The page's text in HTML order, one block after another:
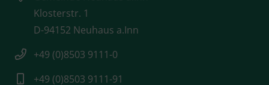
Klosterstr. 1
D-94152 Neuhaus a.Inn
+49 (0)8503 9111-0
+49 (0)8503 9111-91